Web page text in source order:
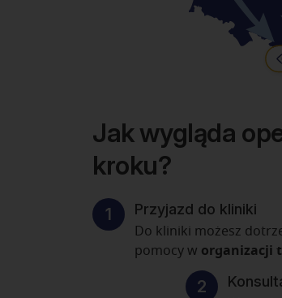
Jak wygląda
kroku?
Przyjazd do kliniki
Do kliniki możesz
pomocy w organizacji